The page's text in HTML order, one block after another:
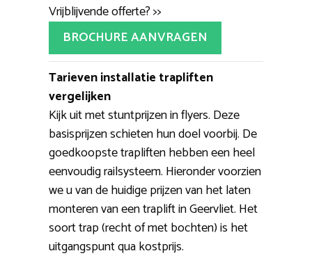
Vrijblijvende offerte? >>
BROCHURE AANVRAGEN
Tarieven installatie trapliften
vergelijken
Kijk uit met stuntprijzen in flyers. Deze
basisprijzen schieten hun doel voorbij. De
goedkoopste trapliften hebben een heel
eenvoudig railsysteem. Hieronder voorzien
we u van de huidige prijzen van het laten
monteren van een traplift in Geervliet. Het
soort trap (recht of met bochten) is het
uitgangspunt qua kostprijs.